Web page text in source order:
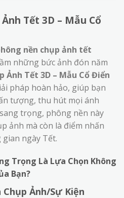
Tết 3D – Mẫu Cổ
nền chụp ảnh tết
những bức ảnh đón năm
Ảnh Tết 3D – Mẫu Cổ Điển
pháp hoàn hảo, giúp bạn
tượng, thu hút mọi ánh
trọng, phông nền này
ảnh mà còn là điểm nhấn
ngày Tết.
Trọng Là Lựa Chọn Không
Bạn?
Ảnh/Sự Kiện